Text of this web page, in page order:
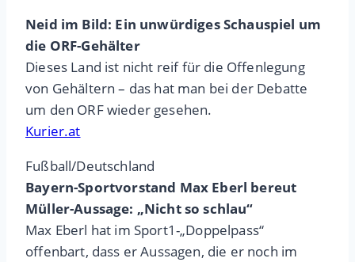
Neid im Bild: Ein unwürdiges Schauspiel um
die ORF-Gehälter
Dieses Land ist nicht reif für die Offenlegung
von Gehältern – das hat man bei der Debatte
um den ORF wieder gesehen.
Kurier.at
Fußball/Deutschland
Bayern-Sportvorstand Max Eberl bereut
Müller-Aussage: „Nicht so schlau“
Max Eberl hat im Sport1-„Doppelpass“
offenbart, dass er Aussagen, die er noch im